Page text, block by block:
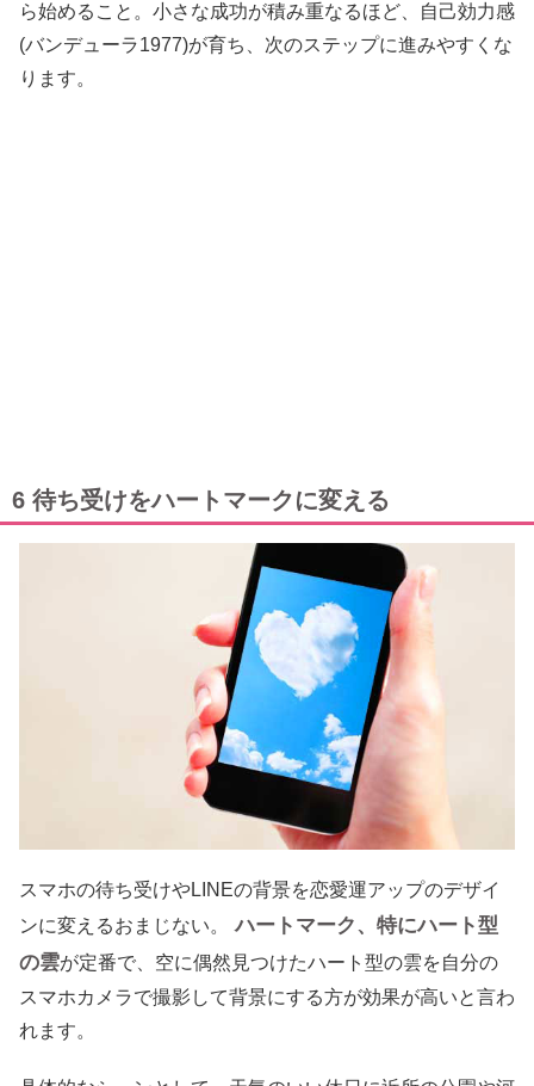
ら始めること。小さな成功が積み重なるほど、自己効力感
(バンデューラ1977)が育ち、次のステップに進みやすくな
ります。
6 待ち受けをハートマークに変える
スマホの待ち受けやLINEの背景を恋愛運アップのデザイ
ンに変えるおまじない。
ハートマーク、特にハート型
の雲が定番で、空に偶然見つけたハート型の雲を自分の
スマホカメラで撮影して背景にする方が効果が高いと言わ
れます。